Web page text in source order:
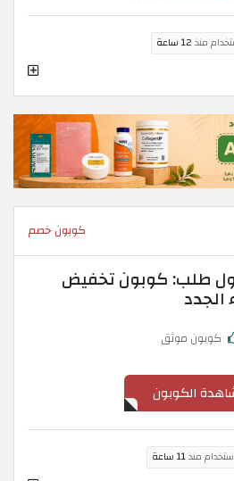
منذ 12 ساعة
كوبون خصم
طلب: كوبون تخفيض
كوبون موثق
الكوبون
منذ11 ساعة